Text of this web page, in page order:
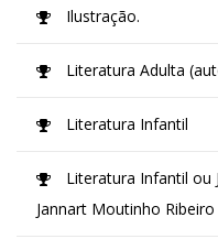
Ilustração.
Literatura Adulta
Literatura Infantil
Literatura Infantil ou
Jannart Moutinho Ribeiro